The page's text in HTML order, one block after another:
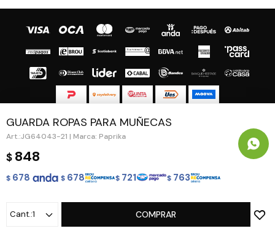
GUARDA ROPAS PARA MUÑECAS
JG64043-21 | Marca: Paprika
$ 848
$ 678 $ 678 $ 721 $ 763
1 COMPRAR
© Copyright 2026 / Guapa - Paprika